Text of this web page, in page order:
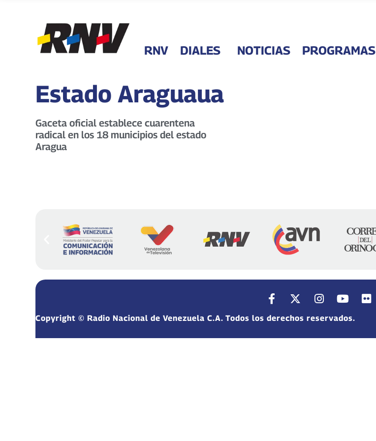
RNV DIALES NOTICIAS PROGRAMAS
Estado Araguaua
Gaceta oficial establece cuarentena
radical en los 18 municipios del estado
Aragua
Copyright © Radio Nacional de Venezuela C.A. Todos los derechos reservados.